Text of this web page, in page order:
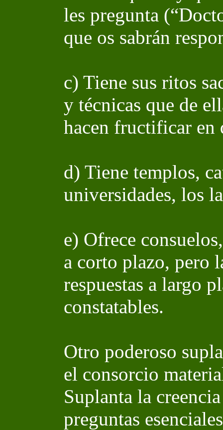
les pregunta
que os sabrán
c) Tiene sus ritos
y técnicas que de
hacen fructificar en
d) Tiene templos,
universidades, los
e) Ofrece
a corto plazo, pero
respuestas a largo
constatables.
Otro poderoso
el consorcio
Suplanta la
preguntas